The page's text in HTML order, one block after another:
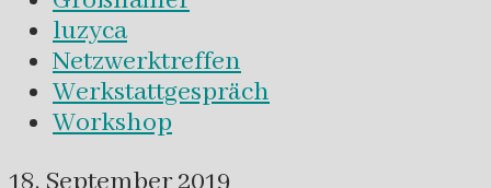
luzyca
Netzwerktreffen
Werkstattgespräch
Workshop